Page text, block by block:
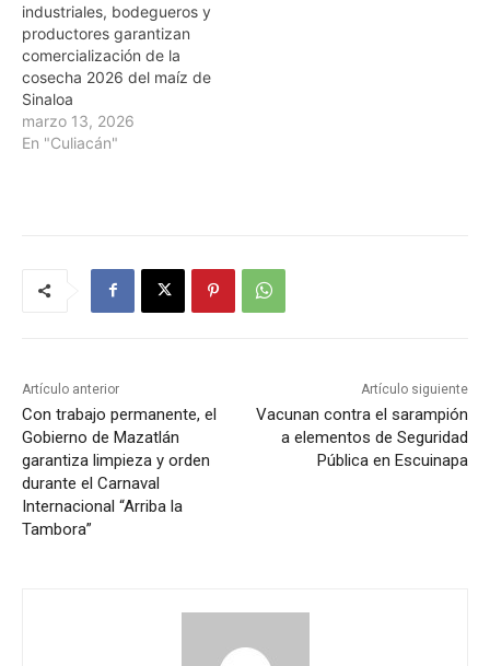
industriales, bodegueros y
productores garantizan
comercialización de la
cosecha 2026 del maíz de
Sinaloa
marzo 13, 2026
En "Culiacán"
Artículo anterior
Con trabajo permanente, el
Gobierno de Mazatlán
garantiza limpieza y orden
durante el Carnaval
Internacional “Arriba la
Tambora”
Artículo siguiente
Vacunan contra el sarampión
a elementos de Seguridad
Pública en Escuinapa